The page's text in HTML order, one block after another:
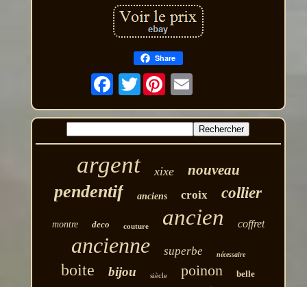
Share
Twitter
argent xixe nouveau
pendentif anciens croix collier
montre deco couture ancien coffret
ancienne superbe nécessaire
boite bijou siècle poinon belle